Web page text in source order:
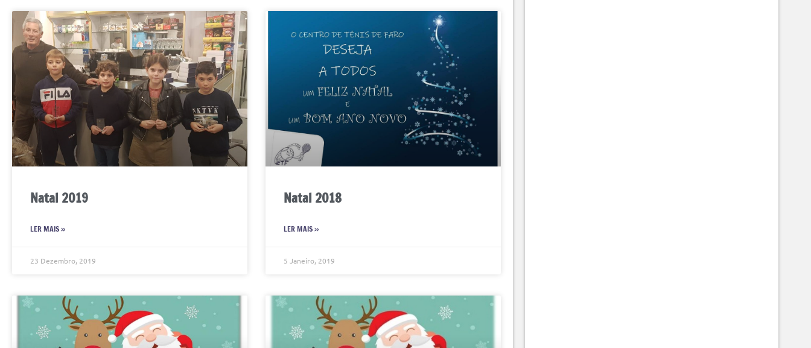
Natal 2019
LER MAIS »
23 Dezembro, 2019
Natal 2018
LER MAIS »
5 Janeiro, 2019